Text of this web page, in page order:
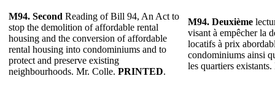
M94. Second Reading of Bill 94, An Act to
stop the demolition of affordable rental
housing and the conversion of affordable
rental housing into condominiums and to
protect and preserve existing
neighbourhoods. Mr. Colle. PRINTED.
M94. Deuxième
visant à empêcher la
locatifs à prix
condominiums ainsi
les quartiers